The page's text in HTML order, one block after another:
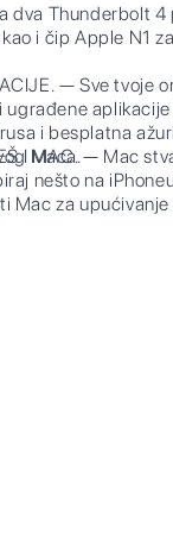
dva Thunderbolt
i čip Apple N1
— Sve tvoje
i besplatna
Maca.
I MAC. — Mac
nešto na
Mac za